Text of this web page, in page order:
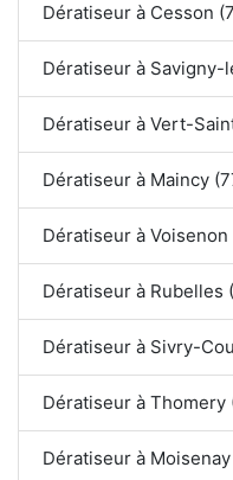
Dératiseur à Cesson
Dératiseur à Savigny-
Dératiseur à Vert-
Dératiseur à Maincy
Dératiseur à Voisenon
Dératiseur à Rubelles
Dératiseur à Sivry-
Dératiseur à Thomery
Dératiseur à